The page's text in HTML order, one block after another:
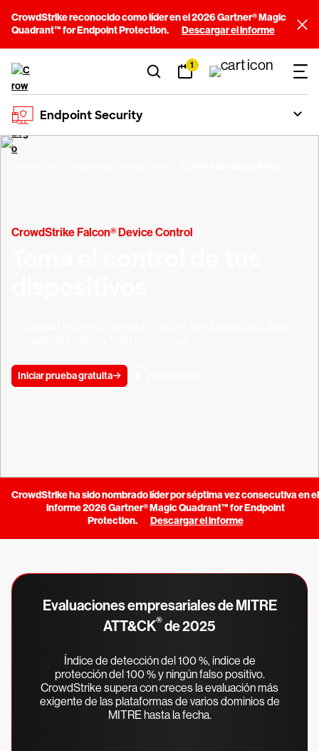
CrowdStrike reconocido como líder en el 2026 Gartner® Magic
Quadrant™ for Endpoint Protection.
Descargar el informe
1
Endpoint Security
CrowdStrike Falcon® Device Control
Iniciar prueba gratuita
CrowdStrike ha sido nombrado líder por séptima vez consecutiva en el
informe 2026 Gartner® Magic Quadrant™ for Endpoint
Protection.
Descargar el informe
Evaluaciones empresariales de MITRE
ATT&CK®de 2025
Índice de detección del 100 %, índice de
protección del 100 % y ningún falso positivo.
CrowdStrike supera con creces la evaluación más
exigente de las plataformas de varios dominios de
MITRE hasta la fecha.